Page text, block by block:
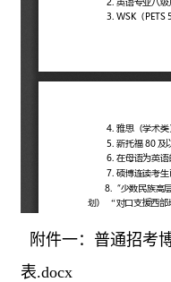
附件一：普通招考
表.docx